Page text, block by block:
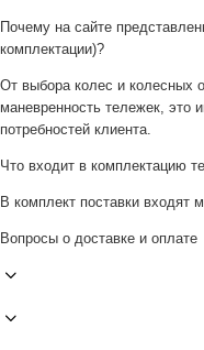
Почему на сайте
комплектации)?
От выбора колес и колесных
маневренность тележек, это
потребностей клиента.
Что входит в комплектацию
В комплект поставки входят
Вопросы о доставке и оплате